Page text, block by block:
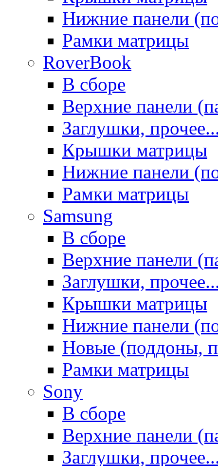
Нижние панели
Рамки матрицы
RoverBook
В сборе
Верхние панели
Заглушки,
Крышки матрицы
Нижние панели
Рамки матрицы
Samsung
В сборе
Верхние панели
Заглушки,
Крышки матрицы
Нижние панели
Новые (поддоны,
Рамки матрицы
Sony
В сборе
Верхние панели
Заглушки,